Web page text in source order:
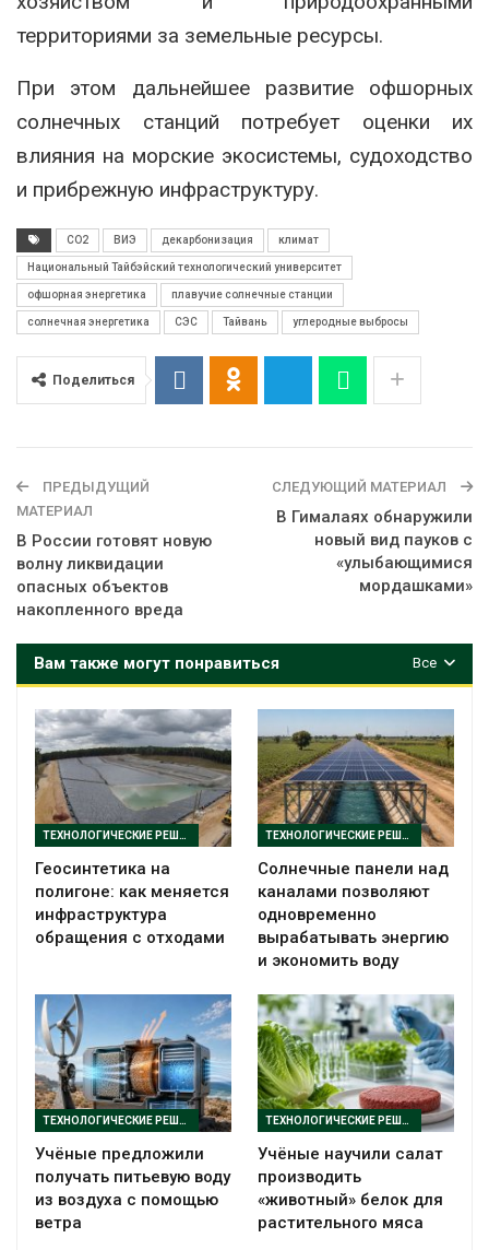
территориями за земельные ресурсы.
При этом дальнейшее развитие офшорных
солнечных станций потребует оценки их
влияния на морские экосистемы, судоходство
и прибрежную инфраструктуру.
CO2 ВИЭ декарбонизация климат
Национальный Тайбэйский технологический университет
офшорная энергетика плавучие солнечные станции
солнечная энергетика СЭС Тайвань углеродные выбросы
Поделиться
ПРЕДЫДУЩИЙ
МАТЕРИАЛ
В России готовят новую
волну ликвидации
опасных объектов
накопленного вреда
СЛЕДУЮЩИЙ МАТЕРИАЛ
В Гималаях обнаружили
новый вид пауков с
«улыбающимися
мордашками»
Все
Вам также могут понравиться
ТЕХНОЛОГИЧЕСКИЕ РЕШЕНИЯ
Геосинтетика на
полигоне: как меняется
инфраструктура
обращения с отходами
ТЕХНОЛОГИЧЕСКИЕ РЕШЕНИЯ
Солнечные панели над
каналами позволяют
одновременно
вырабатывать энергию
и экономить воду
ТЕХНОЛОГИЧЕСКИЕ РЕШЕНИЯ
Учёные предложили
получать питьевую воду
из воздуха с помощью
ветра
ТЕХНОЛОГИЧЕСКИЕ РЕШЕНИЯ
Учёные научили салат
производить
«животный» белок для
растительного мяса